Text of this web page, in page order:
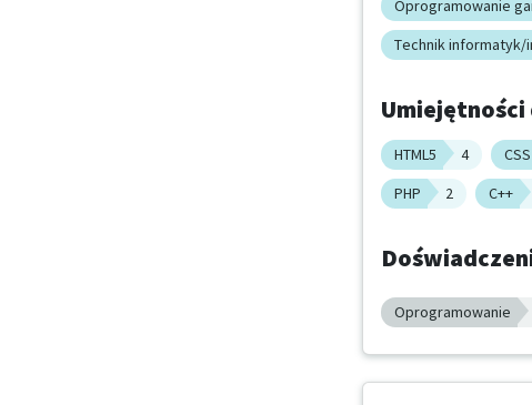
Oprogramowanie
Technik
HTML5 4
PHP
2 C++
Oprogramowanie